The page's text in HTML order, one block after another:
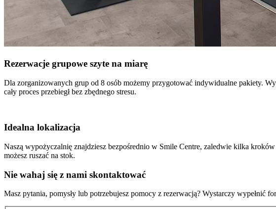
Rezerwacje grupowe szyte na miarę
Dla zorganizowanych grup od 8 osób możemy przygotować indywidualne pakiety.
cały proces przebiegł bez zbędnego stresu.
Idealna lokalizacja
Naszą wypożyczalnię znajdziesz bezpośrednio w Smile Centre, zaledwie kilka
możesz ruszać na stok.
Nie wahaj się z nami skontaktować
Masz pytania, pomysły lub potrzebujesz pomocy z rezerwacją? Wystarczy wypełnić